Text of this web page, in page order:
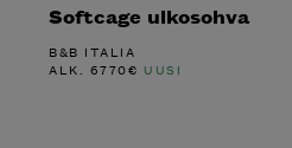
Softcage ulkosohva
B&B ITALIA
ALK. 6770€ UUSI